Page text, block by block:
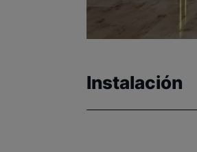
Instalación